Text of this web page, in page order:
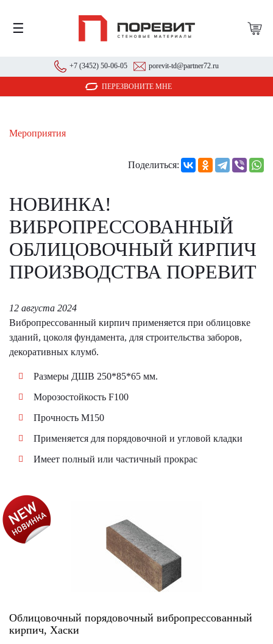
☰
+7 (3452) 50-06-05 porevit-td@partner72.ru
ПЕРЕЗВОНИТЕ МНЕ
Мероприятия
Поделиться:
НОВИНКА!
ВИБРОПРЕССОВАННЫЙ
ОБЛИЦОВОЧНЫЙ КИРПИЧ
ПРОИЗВОДСТВА ПОРЕВИТ
12 августа 2024
Вибропрессованный кирпич применяется при облицовке
зданий, цоколя фундамента, для строительства заборов,
декоративных клумб.
Размеры ДШВ 250*85*65 мм.
Морозостойкость F100
Прочность М150
Применяется для порядовочной и угловой кладки
Имеет полный или частичный прокрас
АКЦИЯ!
Облицовочный порядовочный вибропрессованный
кирпич, Хаски